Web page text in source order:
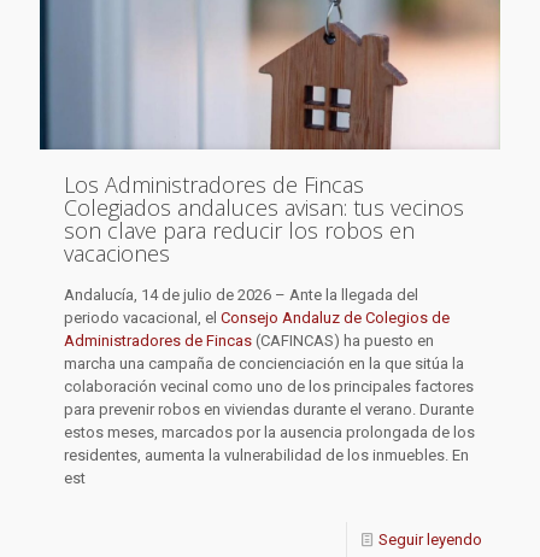
Los Administradores de Fincas
Colegiados andaluces avisan: tus vecinos
son clave para reducir los robos en
vacaciones
Andalucía, 14 de julio de 2026 – Ante la llegada del
periodo vacacional, el Consejo Andaluz de Colegios de
Administradores de Fincas (CAFINCAS) ha puesto en
marcha una campaña de concienciación en la que sitúa la
colaboración vecinal como uno de los principales factores
para prevenir robos en viviendas durante el verano. Durante
estos meses, marcados por la ausencia prolongada de los
residentes, aumenta la vulnerabilidad de los inmuebles. En
est
Seguir leyendo